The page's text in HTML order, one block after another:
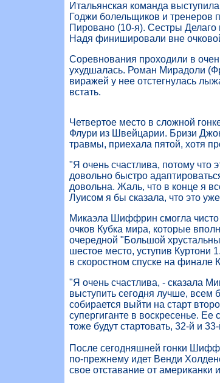
Итальянская команда
Годжи болельщиков и тренеров
Пировано (10-я). Сестры Делаго
Надя финишировали вне
Соревнования проходили в
ухудшалась. Роман Мирадоли
виражей у нее отстегнулась
встать.
Четвертое место в сложной
Флури из Швейцарии. Бризи
травмы, приехала пятой, хотя
"Я очень счастлива, потому что
довольно быстро
довольна. Жаль, что в конце я
Луисом я бы сказала, что это
Микаэла Шиффрин смогла чисто
очков Кубка мира, которые
очередной "Большой
шестое место, уступив Куртони
в скоростном спуске на финале
"Я очень счастлива, - сказала
выступить сегодня лучше,
собирается выйти на старт
супергиганте в воскресенье.
тоже будут стартовать, 32-й и
После сегодняшней гонки
по-прежнему идет Венди
свое отставание от американки